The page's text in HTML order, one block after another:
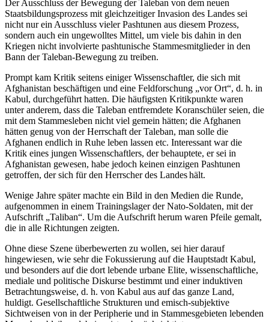
Der Ausschluss der Bewegung der Taleban von dem neuen
Staatsbildungsprozess mit gleichzeitiger Invasion des Landes sei
nicht nur ein Ausschluss vieler Pashtunen aus diesem Prozess,
sondern auch ein ungewolltes Mittel, um viele bis dahin in den
Kriegen nicht involvierte pashtunische Stammesmitglieder in den
Bann der Taleban-Bewegung zu treiben.
Prompt kam Kritik seitens einiger Wissenschaftler, die sich mit
Afghanistan beschäftigen und eine Feldforschung „vor Ort“, d. h. in
Kabul, durchgeführt hatten. Die häufigsten Kritikpunkte waren
unter anderem, dass die Taleban entfremdete Koranschüler seien, die
mit dem Stammesleben nicht viel gemein hätten; die Afghanen
hätten genug von der Herrschaft der Taleban, man solle die
Afghanen endlich in Ruhe leben lassen etc. Interessant war die
Kritik eines jungen Wissenschaftlers, der behauptete, er sei in
Afghanistan gewesen, habe jedoch keinen einzigen Pashtunen
getroffen, der sich für den Herrscher des Landes hält.
Wenige Jahre später machte ein Bild in den Medien die Runde,
aufgenommen in einem Trainingslager der Nato-Soldaten, mit der
Aufschrift „Taliban“. Um die Aufschrift herum waren Pfeile gemalt,
die in alle Richtungen zeigten.
Ohne diese Szene überbewerten zu wollen, sei hier darauf
hingewiesen, wie sehr die Fokussierung auf die Hauptstadt Kabul,
und besonders auf die dort lebende urbane Elite, wissenschaftliche,
mediale und politische Diskurse bestimmt und einer induktiven
Betrachtungsweise, d. h. von Kabul aus auf das ganze Land,
huldigt. Gesellschaftliche Strukturen und emisch-subjektive
Sichtweisen von in der Peripherie und in Stammesgebieten lebenden